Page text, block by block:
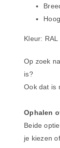
Kleur: RAL
Op zoek
is?
Ook dat is
Ophalen
Beide
je kiezen